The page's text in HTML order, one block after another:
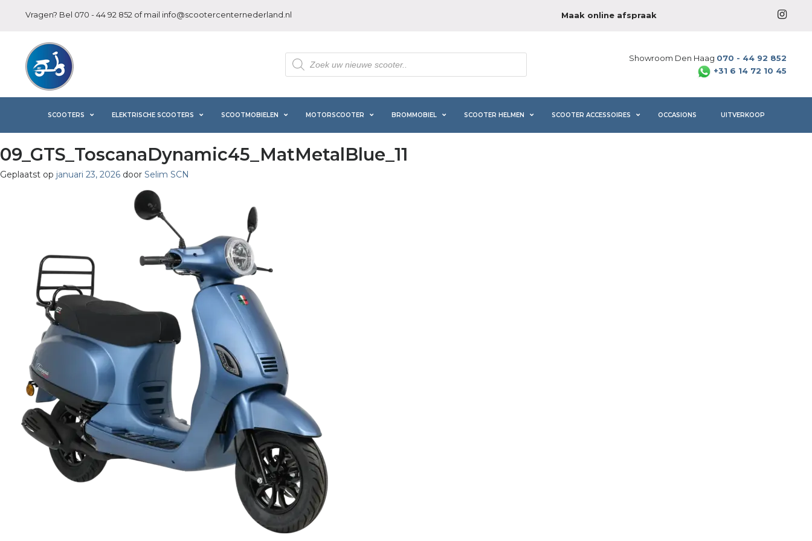
Vragen? Bel 070 - 44 92 852 of mail info@scootercenternederland.nl Maak online afspraak
Producten
zoeken
Showroom Den Haag 070 - 44 92 852
+31 6 14 72 10 45
SCOOTERS ELEKTRISCHE SCOOTERS SCOOTMOBIELEN MOTORSCOOTER BROMMOBIEL SCOOTER HELMEN SCOOTER ACCESSOIRES OCCASIONS UITVERKOOP
09_GTS_ToscanaDynamic45_MatMetalBlue_11
Geplaatst op januari 23, 2026 door Selim SCN